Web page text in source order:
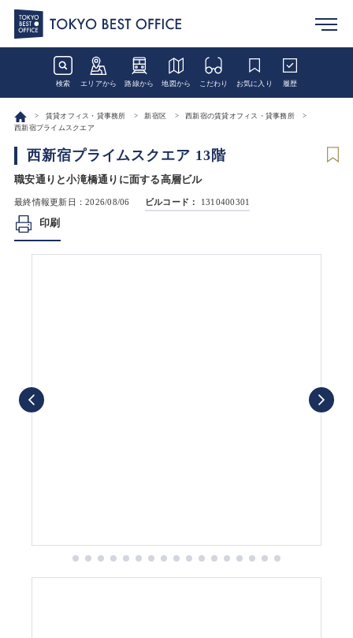
検索 エリアから 路線から 地図から こだわり お気に入り 履歴
賃貸オフィス・貸事務所 新宿区
西新宿の賃貸オフィス・貸事務所
西新宿プライムスクエア
西新宿プライムスクエア 13階
職安通りと小滝橋通りに面する高層ビル
最終情報更新日：2026/08/06 ビルコード： 1310400301
印刷